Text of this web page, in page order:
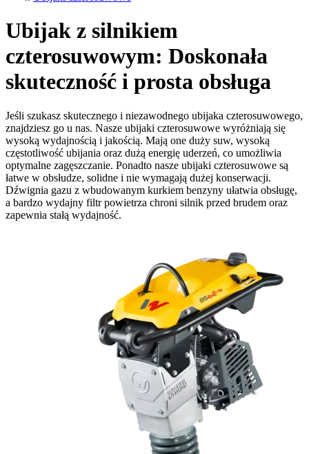
Ubijak z silnikiem
czterosuwowym: Doskonała
skuteczność i prosta obsługa
Jeśli szukasz skutecznego i niezawodnego ubijaka czterosuwowego,
znajdziesz go u nas. Nasze ubijaki czterosuwowe wyróżniają się
wysoką wydajnością i jakością. Mają one duży suw, wysoką
częstotliwość ubijania oraz dużą energię uderzeń, co umożliwia
optymalne zagęszczanie. Ponadto nasze ubijaki czterosuwowe są
łatwe w obsłudze, solidne i nie wymagają dużej konserwacji.
Dźwignia gazu z wbudowanym kurkiem benzyny ułatwia obsługę,
a bardzo wydajny filtr powietrza chroni silnik przed brudem oraz
zapewnia stałą wydajność.